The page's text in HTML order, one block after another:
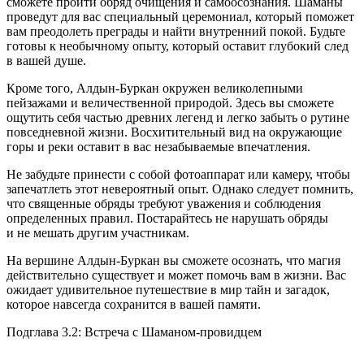
проведут для вас специальный церемониал, который поможет
вам преодолеть преграды и найти внутренний покой. Будьте
готовы к необычному опыту, который оставит глубокий след
в вашей душе.
Кроме того, Алдын-Буркан окружен великолепными
пейзажами и величественной природой. Здесь вы сможете
ощутить себя частью древних легенд и легко забыть о рутине
повседневной жизни. Восхитительный вид на окружающие
горы и реки оставит в вас незабываемые впечатления.
Не забудьте принести с собой фотоаппарат или камеру, чтобы
запечатлеть этот невероятный опыт. Однако следует помнить,
что священные обряды требуют уважения и соблюдения
определенных правил. Постарайтесь не нарушать обряды
и не мешать другим участникам.
На вершине Алдын-Буркан вы сможете осознать, что магия
действительно существует и может помочь вам в жизни. Вас
ожидает удивительное путешествие в мир тайн и загадок,
которое навсегда сохранится в вашей памяти.
Подглава 3.2: Встреча с Шаманом-провидцем